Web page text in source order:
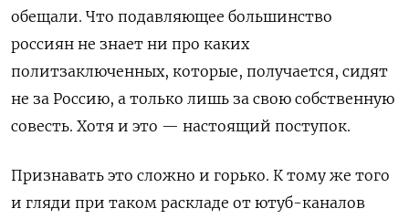
обещали. Что подавляющее большинство
россиян не знает ни про каких
политзаключенных, которые, получается, сидят
не за Россию, а только лишь за свою собственную
совесть. Хотя и это — настоящий поступок.
Признавать это сложно и горько. К тому же того
и гляди при таком раскладе от ютуб-каналов